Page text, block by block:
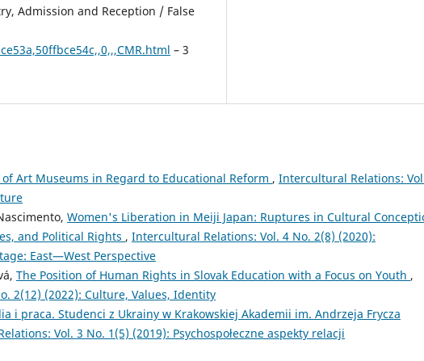
Admission and Reception / False
– 3
of Art Museums in Regard to Educational Reform , Intercultural Relations:
Women's Liberation in Meiji Japan: Ruptures in Cultural
and Political Rights , Intercultural Relations: Vol. 4 No. 2(8) (2020):
East—West Perspective
The Position of Human Rights in Slovak Education with a Focus on Youth ,
2(12) (2022): Culture, Values, Identity
i praca. Studenci z Ukrainy w Krakowskiej Akademii im. Andrzeja Frycza
Vol. 3 No. 1(5) (2019): Psychospołeczne aspekty relacji